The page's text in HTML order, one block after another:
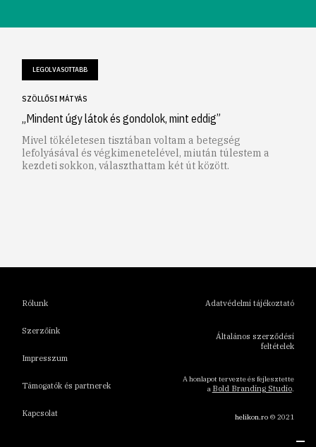
LEGOLVASOTTABB
SZÖLLŐSI MÁTYÁS
„Mindent úgy látok és gondolok, mint eddig”
Mivel tökéletesen tisztában voltam a betegség
lefolyásával és végkimenetelével, miután túlestem a
kezdeti sokkon, választhattam két út között.
Rólunk
Szerzőink
Impresszum
Támogatók és partnerek
Kapcsolat
Adatvédelmi tájékoztató
Általános szerződési
feltételek
A honlapot tervezte és fejlesztette
a Bold Branding Studio.
helikon.ro© 2021